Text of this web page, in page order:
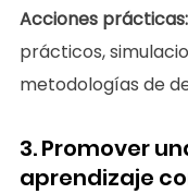
Acciones prácticas:
prácticos,
metodologías de
3. Promover
aprendizaje